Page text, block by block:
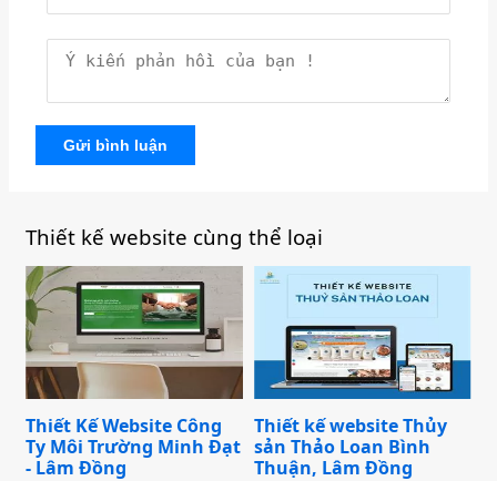
Gửi bình luận
Thiết kế website cùng thể loại
Thiết Kế Website Công
Ty Môi Trường Minh Đạt
- Lâm Đồng
Thiết kế website Thủy
sản Thảo Loan Bình
Thuận, Lâm Đồng